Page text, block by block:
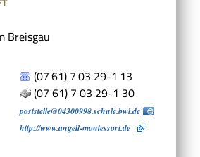
Breisgau
(0761) 703 29-1 13
(07 61) 7 03 29-1 30
poststelle@04300998.schule.bwl.de
http://www.angell-montessori.de